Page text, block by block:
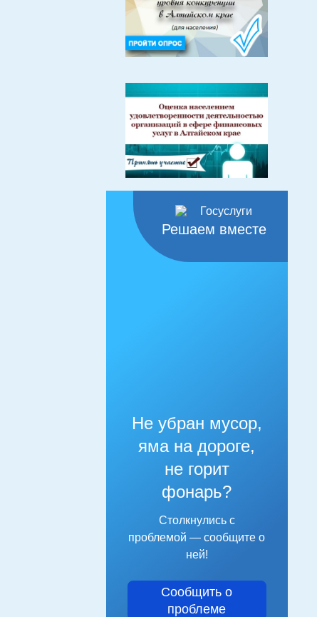
Решаем вместе
Не убран мусор,
яма на дороге,
не горит
фонарь?
Столкнулись с
проблемой — сообщите о
ней!
Сообщить о
проблеме